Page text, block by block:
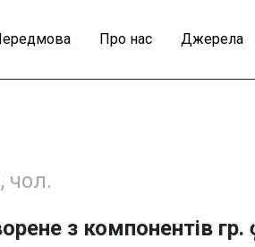
Про нас Джерела
чол.
з компонентів гр.